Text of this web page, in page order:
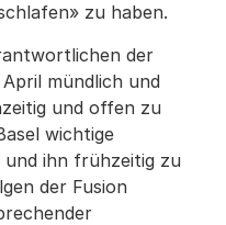
zu haben.
der
mündlich und
und offen zu
wichtige
ihn frühzeitig zu
der Fusion